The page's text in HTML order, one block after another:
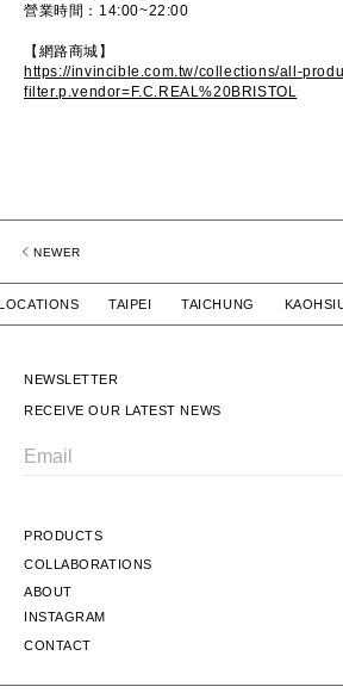
營業時間：14:00~22:00
【網路商城】
https://invincible.com.tw/collections/all-
filter.p.vendor=F.C.REAL%20BRISTOL
NEWER
TAIPEI TAICHUNG
NEWSLETTER
RECEIVE OUR LATEST NEWS
PRODUCTS
COLLABORATIONS
ABOUT
INSTAGRAM
CONTACT